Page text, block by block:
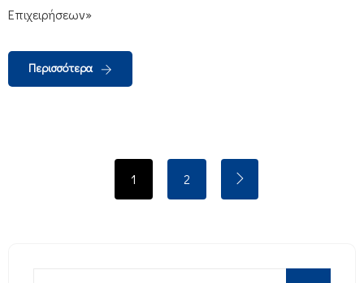
Επιχειρήσεων»
Περισσότερα
1 2